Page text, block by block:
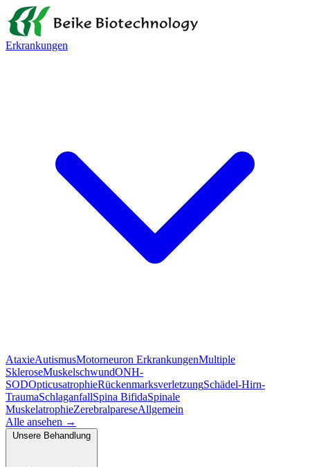
Erkrankungen
AtaxieAutismusMotorneuron ErkrankungenMultiple
SkleroseMuskelschwundONH-
SODOpticusatrophieRückenmarksverletzungSchädel-Hirn-
TraumaSchlaganfallSpina BifidaSpinale
MuskelatrophieZerebralpareseAllgemein
Alle ansehen →